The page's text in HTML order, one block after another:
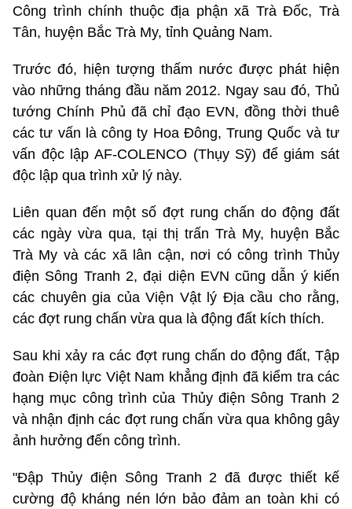
Công trình chính thuộc địa phận xã Trà Đốc, Trà
Tân, huyện Bắc Trà My, tỉnh Quảng Nam.
Trước đó, hiện tượng thấm nước được phát hiện
vào những tháng đầu năm 2012. Ngay sau đó, Thủ
tướng Chính Phủ đã chỉ đạo EVN, đồng thời thuê
các tư vấn là công ty Hoa Đông, Trung Quốc và tư
vấn độc lập AF-COLENCO (Thụy Sỹ) để giám sát
độc lập qua trình xử lý này.
Liên quan đến một số đợt rung chấn do động đất
các ngày vừa qua, tại thị trấn Trà My, huyện Bắc
Trà My và các xã lân cận, nơi có công trình Thủy
điện Sông Tranh 2, đại diện EVN cũng dẫn ý kiến
các chuyên gia của Viện Vật lý Địa cầu cho rằng,
các đợt rung chấn vừa qua là động đất kích thích.
Sau khi xảy ra các đợt rung chấn do động đất, Tập
đoàn Điện lực Việt Nam khẳng định đã kiểm tra các
hạng mục công trình của Thủy điện Sông Tranh 2
và nhận định các đợt rung chấn vừa qua không gây
ảnh hưởng đến công trình.
"Đập Thủy điện Sông Tranh 2 đã được thiết kế
cường độ kháng nén lớn bảo đảm an toàn khi có